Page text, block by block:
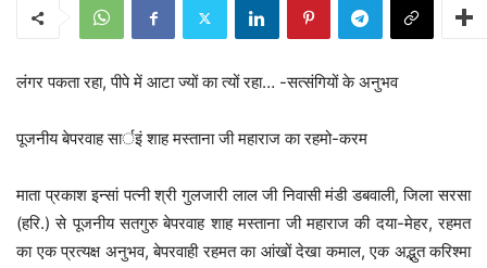
लंगर पकता रहा, पीपे में आटा ज्यों का त्यों रहा… -सत्संगियों के अनुभव
पूजनीय बेपरवाह सार्इं शाह मस्ताना जी महाराज का रहमो-करम
माता प्रकाश इन्सां पत्नी श्री गुलजारी लाल जी निवासी मंडी डबवाली, जिला सरसा
(हरि.) से पूजनीय सतगुरु बेपरवाह शाह मस्ताना जी महाराज की दया-मेहर, रहमत
का एक प्रत्यक्ष अनुभव, बेपरवाही रहमत का आंखों देखा कमाल, एक अद्भुत करिश्मा